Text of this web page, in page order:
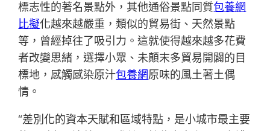
標志性的著名景點外，其他通俗景點同質包養網
比擬化越來越嚴重，類似的貿易街、天然景點
等，曾經掉往了吸引力。這就使得越來越多花費
者改變思緒，選擇小眾、未顛末多貿易開闢的目
標地，感觸感染原汁包養網原味的風土著土偶
情。
“差別化的資本天賦和區域特點，是小城市最主要